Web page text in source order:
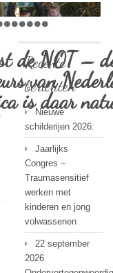
de NOT –
van
is daar
Recente
berichten
Nieuwe
schilderijen 2026:
Jaarlijks
Congres –
Traumasensitief
werken met
kinderen en jong
volwassenen
22 september
2026